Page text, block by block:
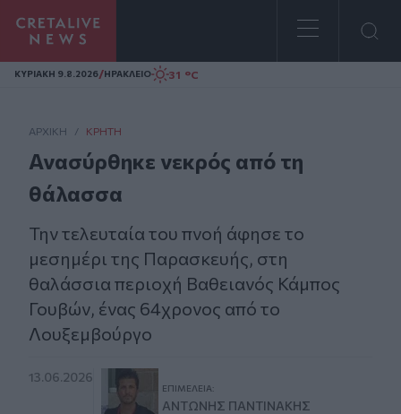
Homepage
ΚΥΡΙΑΚΗ 9.8.2026/ΗΡΑΚΛΕΙΟ 31 °C
ΑΡΧΙΚΗ / ΚΡΉΤΗ
Ανασύρθηκε νεκρός από τη
θάλασσα
Την τελευταία του πνοή άφησε το
μεσημέρι της Παρασκευής, στη
θαλάσσια περιοχή Βαθειανός Κάμπος
Γουβών, ένας 64χρονος από το
Λουξεμβούργο
13.06.2026
ΕΠΙΜΈΛΕΙΑ:
ΑΝΤΏΝΗΣ ΠΑΝΤΙΝΆΚΗΣ